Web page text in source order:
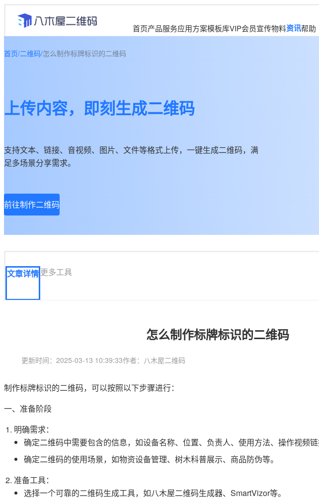
首页产品服务应用方案模板库VIP会员宣传物料资讯帮助
首页/二维码/怎么制作标牌标识的二维码
上传内容，即刻生成二维码
支持文本、链接、音视频、图片、文件等格式上传，一键生成二维码，满
足多场景分享需求。
前往制作二维码
文章详情更多工具
怎么制作标牌标识的二维码
更新时间：2025-03-13 10:39:33作者：八木屋二维码
制作标牌标识的二维码，可以按照以下步骤进行：
一、准备阶段
明确需求：
确定二维码中需要包含的信息，如设备名称、位置、负责人、使用方法、操作视频链
确定二维码的使用场景，如物资设备管理、树木科普展示、商品防伪等。
准备工具：
选择一个可靠的二维码生成工具，如八木屋二维码生成器、SmartVizor等。